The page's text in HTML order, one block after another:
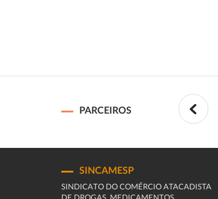
PARCEIROS
SINCAMESP
SINDICATO DO COMÉRCIO ATACADISTA